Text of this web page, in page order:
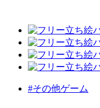
#その他ゲーム